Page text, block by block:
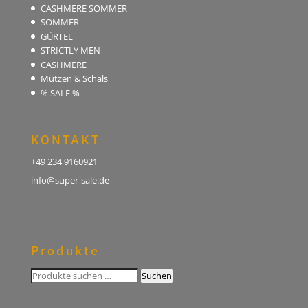
CASHMERE SOMMER
SOMMER
GÜRTEL
STRICTLY MEN
CASHMERE
Mützen & Schals
% SALE %
KONTAKT
+49 234 9160921
info@super-sale.de
Produkte
Suchen
nach: Suchen